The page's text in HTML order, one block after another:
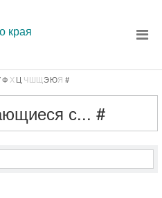
края
Ф Х Ц ЧШЩЭЮЯ #
с... #